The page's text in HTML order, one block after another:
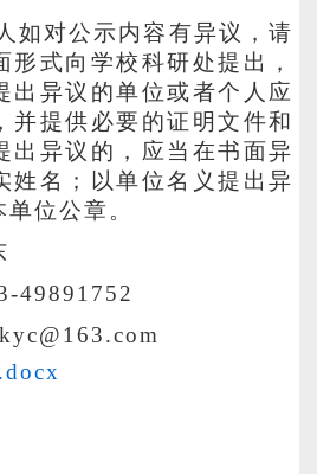
如对公示内容有异议，请
形式向学校科研处提出，
出异议的单位或者个人应
并提供必要的证明文件和
出异议的，应当在书面异
姓名；以单位名义提出异
位公章。
49891752